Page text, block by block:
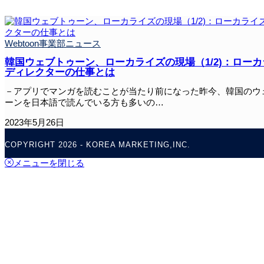
Webtoon事業部ニュース
韓国ウェブトゥーン、ローカライズの現場（1/2)：ロー
ディレクターの仕事とは
－アプリでマンガを読むことが当たり前になった昨今、韓国のウ
ーンを日本語で読んでいる方も多いの…
2023年5月26日
COPYRIGHT 2026 - KOREA MARKETING,INC.
メニューを閉じる